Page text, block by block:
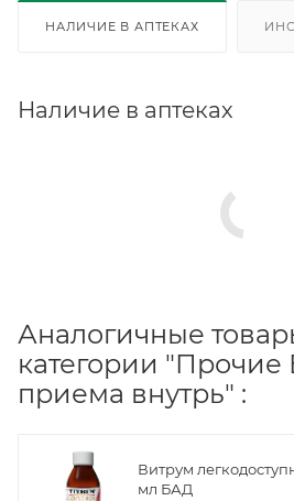
НАЛИЧИЕ В АПТЕКАХ
Наличие в аптеках
Аналогичные
категории
приема внутрь" :
Витрум
мл БАД